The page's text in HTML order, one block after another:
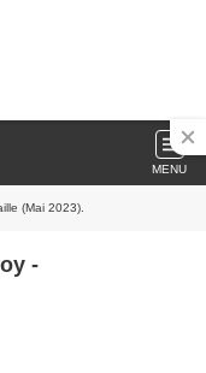
MENU
(Mai 2023).
-